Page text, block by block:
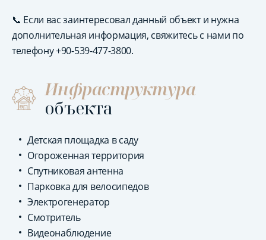
📞 Если вас заинтересовал данный объект и нужна
дополнительная информация, свяжитесь с нами по
телефону +90-539-477-3800.
Инфраструктура
объекта
Детская площадка в саду
Огороженная территория
Спутниковая антенна
Парковка для велосипедов
Электрогенератор
Смотритель
Видеонаблюдение